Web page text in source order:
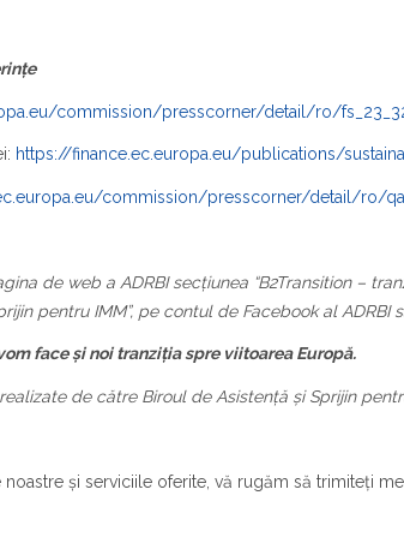
commission/presscorner/detail/ro/
https://finance.ec.europa.eu/publications/
commission/presscorner/detail/ro/
de web a ADRBI secțiunea “B2Transition –
pentru IMM”, pe contul de Facebook al ADRBI
face și noi tranziția spre viitoarea Europă.
de către Biroul de Asistență și Sprijin
și serviciile oferite, vă rugăm să trimiteți